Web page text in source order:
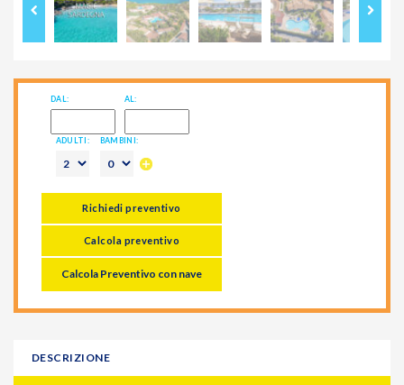
DAL: AL:
ADULTI: BAMBINI:
Richiedi preventivo
Calcola preventivo
Calcola Preventivo con nave
DESCRIZIONE